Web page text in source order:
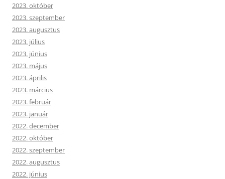
2023. október
2023. szeptember
2023. augusztus
2023. július
2023. június
2023. május
2023. április
2023. március
2023. február
2023. január
2022. december
2022. október
2022. szeptember
2022. augusztus
2022. június